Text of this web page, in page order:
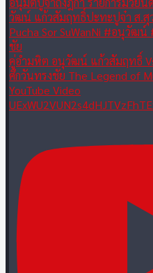
คู่อำมหิต อนุวัฒน์ แก้วสัมฤทธิ์
ศึกวันทรงชัย The Legend of
YouTube Video